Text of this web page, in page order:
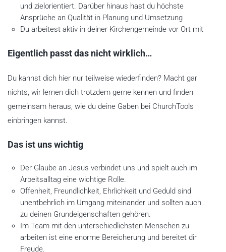
und zielorientiert. Darüber hinaus hast du höchste
Ansprüche an Qualität in Planung und Umsetzung
Du arbeitest aktiv in deiner Kirchengemeinde vor Ort mit
Eigentlich passt das nicht wirklich…
Du kannst dich hier nur teilweise wiederfinden? Macht gar
nichts, wir lernen dich trotzdem gerne kennen und finden
gemeinsam heraus, wie du deine Gaben bei ChurchTools
einbringen kannst.
Das ist uns wichtig
Der Glaube an Jesus verbindet uns und spielt auch im
Arbeitsalltag eine wichtige Rolle.
Offenheit, Freundlichkeit, Ehrlichkeit und Geduld sind
unentbehrlich im Umgang miteinander und sollten auch
zu deinen Grundeigenschaften gehören.
Im Team mit den unterschiedlichsten Menschen zu
arbeiten ist eine enorme Bereicherung und bereitet dir
Freude.